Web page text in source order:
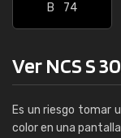
B
74
Ver NCS S
Es un riesgo tomar
color en una